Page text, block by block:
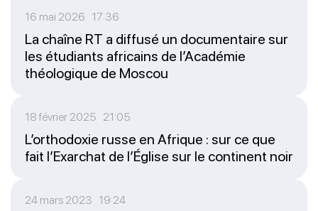
16 mai 2026 17:36
La chaîne RT a diffusé un documentaire sur
les étudiants africains de l’Académie
théologique de Moscou
18 février 2025 21:05
L’orthodoxie russe en Afrique : sur ce que
fait l’Exarchat de l’Église sur le continent noir
24 mars 2023 19:24